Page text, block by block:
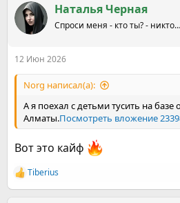
к
ц
и
Наталья Черная
Спроси меня - кто ты? -
12 Июн 2026
Norg написал(а):
А я поехал с детьми тусить на базе
Алматы.Посмотреть вложение
Вот это кайф
Р
е
Tiberius